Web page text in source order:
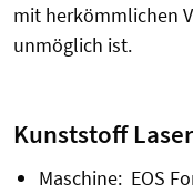
mit herkömmlichen
unmöglich ist.
Kunststoff
Maschine: EOS